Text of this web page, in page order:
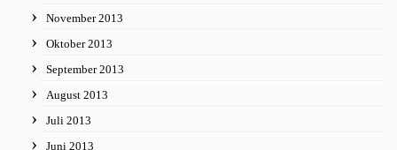
November 2013
Oktober 2013
September 2013
August 2013
Juli 2013
Juni 2013